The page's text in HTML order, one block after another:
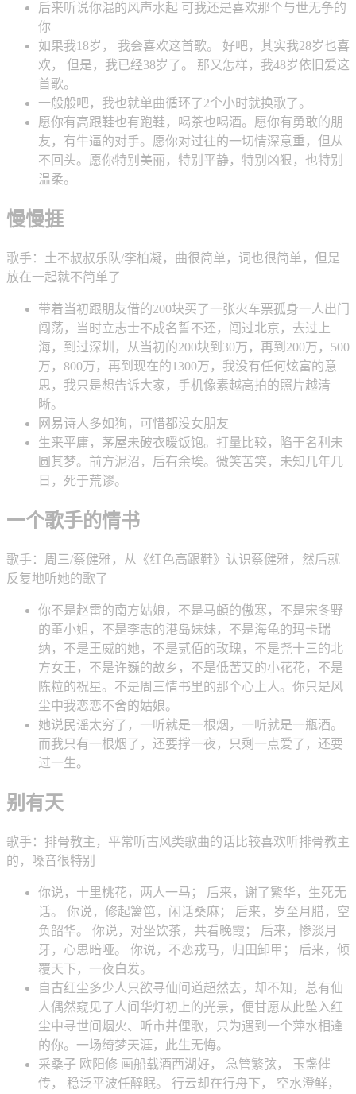
后来听说你混的风声水起 可我还是喜欢那个与世无争的
你
如果我18岁， 我会喜欢这首歌。 好吧，其实我28岁也喜
欢， 但是，我已经38岁了。 那又怎样，我48岁依旧爱这
首歌。
一般般吧，我也就单曲循环了2个小时就换歌了。
愿你有高跟鞋也有跑鞋，喝茶也喝酒。愿你有勇敢的朋
友，有牛逼的对手。愿你对过往的一切情深意重，但从
不回头。愿你特别美丽，特别平静，特别凶狠，也特别
温柔。
慢慢捱
歌手：土不叔叔乐队/李柏凝，曲很简单，词也很简单，但是
放在一起就不简单了
带着当初跟朋友借的200块买了一张火车票孤身一人出门
闯荡，当时立志士不成名誓不还，闯过北京，去过上
海，到过深圳，从当初的200块到30万，再到200万，500
万，800万，再到现在的1300万，我没有任何炫富的意
思，我只是想告诉大家，手机像素越高拍的照片越清
晰。
网易诗人多如狗，可惜都没女朋友
生来平庸，茅屋未破衣暖饭饱。打量比较，陷于名利未
圆其梦。前方泥沼，后有余埃。微笑苦笑，未知几年几
日，死于荒谬。
一个歌手的情书
歌手：周三/蔡健雅，从《红色高跟鞋》认识蔡健雅，然后就
反复地听她的歌了
你不是赵雷的南方姑娘，不是马頔的傲寒，不是宋冬野
的董小姐，不是李志的港岛妹妹，不是海龟的玛卡瑞
纳，不是王威的她，不是贰佰的玫瑰，不是尧十三的北
方女王，不是许巍的故乡，不是低苦艾的小花花，不是
陈粒的祝星。不是周三情书里的那个心上人。你只是风
尘中我恋恋不舍的姑娘。
她说民谣太穷了，一听就是一根烟，一听就是一瓶酒。
而我只有一根烟了，还要撑一夜，只剩一点爱了，还要
过一生。
别有天
歌手：排骨教主，平常听古风类歌曲的话比较喜欢听排骨教主
的，嗓音很特别
你说，十里桃花，两人一马； 后来，谢了繁华，生死无
话。 你说，修起篱笆，闲话桑麻； 后来，岁至月腊，空
负韶华。 你说，对坐饮茶，共看晚霞； 后来，惨淡月
牙，心思暗哑。 你说，不恋戎马，归田卸甲； 后来，倾
覆天下，一夜白发。
自古红尘多少人只欲寻仙问道超然去，却不知，总有仙
人偶然窥见了人间华灯初上的光景，便甘愿从此坠入红
尘中寻世间烟火、听市井俚歌，只为遇到一个萍水相逢
的你。一场绮梦天涯，此生无悔。
采桑子 欧阳修 画船载酒西湖好， 急管繁弦， 玉盏催
传， 稳泛平波任醉眠。 行云却在行舟下， 空水澄鲜，